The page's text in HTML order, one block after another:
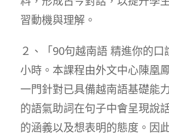
習動機與理解。
２、「90句越南語 精進你的
小時。本課程由外文中心陳凰
一門針對已具備越南語基礎能
的語氣助詞在句子中會呈現說
的涵義以及想表明的態度。因